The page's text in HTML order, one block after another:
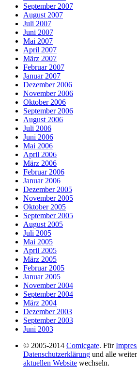
September 2007
August 2007
Juli 2007
Juni 2007
Mai 2007
April 2007
März 2007
Februar 2007
Januar 2007
Dezember 2006
November 2006
Oktober 2006
September 2006
August 2006
Juli 2006
Juni 2006
Mai 2006
April 2006
März 2006
Februar 2006
Januar 2006
Dezember 2005
November 2005
Oktober 2005
September 2005
August 2005
Juli 2005
Mai 2005
April 2005
März 2005
Februar 2005
Januar 2005
November 2004
September 2004
März 2004
Dezember 2003
September 2003
Juni 2003
© 2005-2014 Comicgate. Für
Datenschutzerklärung und alle
aktuellen Website wechseln.